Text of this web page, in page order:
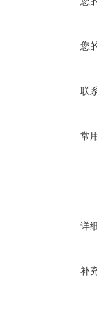
您
联
常
详
补